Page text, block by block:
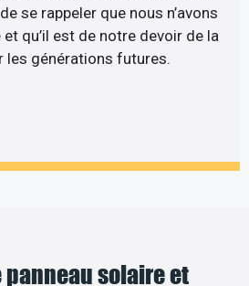
se rappeler que nous n’avons
et qu’il est de notre devoir de la
les générations futures.
panneau solaire et